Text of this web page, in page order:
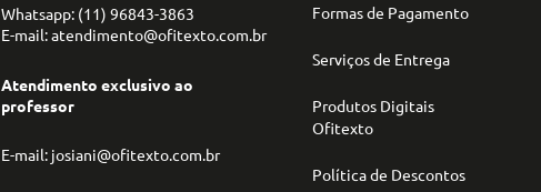
Whatsapp: (11) 96843-3863
E-mail: atendimento@ofitexto.com.br
Atendimento exclusivo ao
professor
E-mail: josiani@ofitexto.com.br
Formas de Pagamento
Serviços de Entrega
Produtos Digitais
Ofitexto
Política de Descontos